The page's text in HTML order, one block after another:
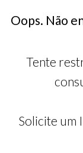
Oops. Não
Tente
Solicite um